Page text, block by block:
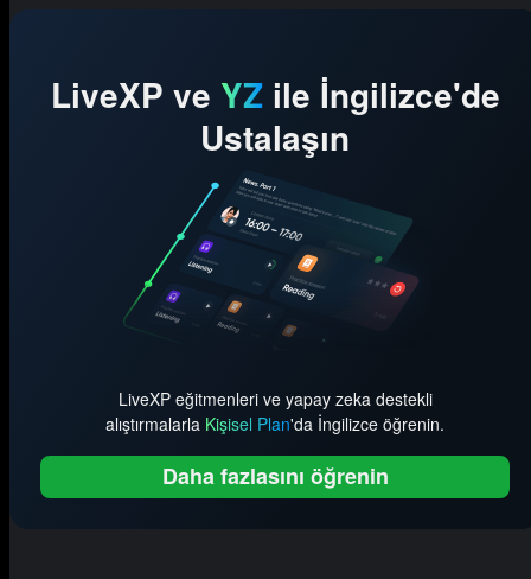
LiveXP ve YZile İngilizce'de
Ustalaşın
LiveXP eğitmenleri ve yapay zeka destekli
alıştırmalarla Kişisel Plan'da İngilizce öğrenin.
Daha fazlasını öğrenin